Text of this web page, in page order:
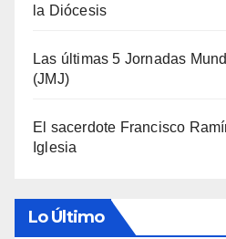
la Diócesis
Las últimas 5 Jornadas
(JMJ)
El sacerdote Francisco
Iglesia
Lo Último